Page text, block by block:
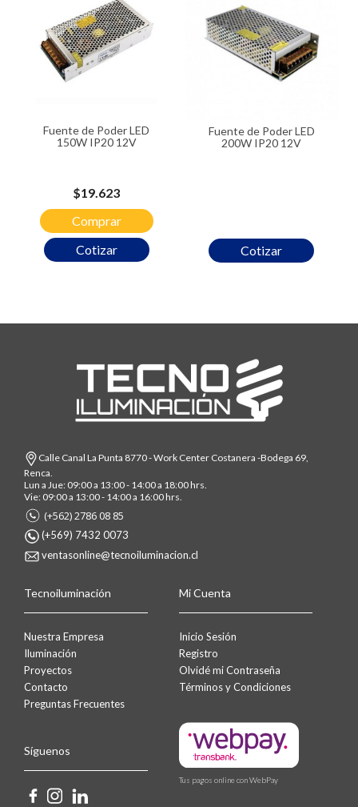
Fuente de Poder LED
150W IP20 12V
Cotizar
Precio
$19.623
Comprar
Fuente de Poder LED
200W IP20 12V
Cotizar
Calle Canal La Punta 8770 - Work Center Costanera -Bodega 69,
Renca.
Lun a Jue: 09:00 a 13:00 - 14:00 a 18:00 hrs.
Vie: 09:00 a 13:00 - 14:00 a 16:00 hrs.
(+562) 2786 08 85
(+569) 7432 0073
ventasonline@tecnoiluminacion.cl
Tecnoiluminación
Nuestra Empresa
Iluminación
Proyectos
Contacto
Preguntas Frecuentes
Síguenos
Mi Cuenta
Inicio Sesión
Registro
Olvidé mi Contraseña
Términos y Condiciones
Tus pagos online con WebPay